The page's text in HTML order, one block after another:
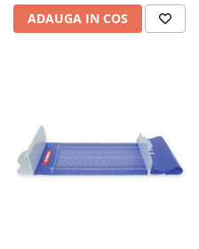
ADAUGA IN COS